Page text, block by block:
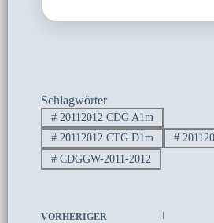
Schlagwörter
#20112012 CDG A1m
#20112012 CTG D1m #
#CDGGW-2011-2012
VORHERIGER